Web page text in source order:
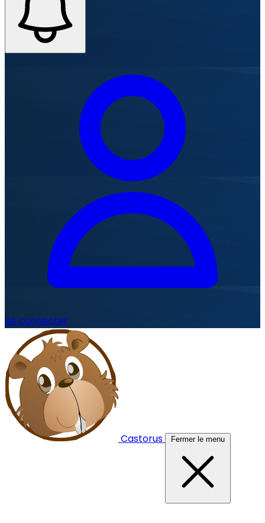
Se connecter
Castorus Fermer le menu